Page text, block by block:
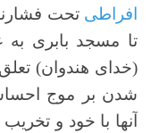
افراطی تحت
تا مسجد بابری به
(خدای هندوان)
شدن بر موج
آنها با خود و